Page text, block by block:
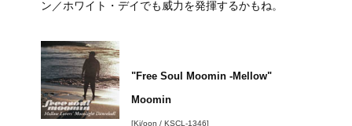
ン／ホワイト・デイでも威力を発揮するかもね。
"Free Soul Moomin -Mellow"
Moomin
[Ki/oon / KSCL-1346]